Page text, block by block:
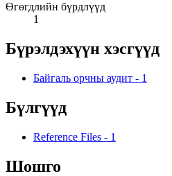
Өгөгдлийн бүрдлүүд
1
Бүрэлдэхүүн хэсгүүд
Байгаль орчны аудит - 1
Бүлгүүд
Reference Files - 1
Шошго